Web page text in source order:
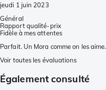
jeudi 1 juin 2023
Général
Rapport qualité-prix
Fidèle à mes attentes
Parfait. Un Mora comme on les aime.
Voir toutes les évaluations
Également consulté